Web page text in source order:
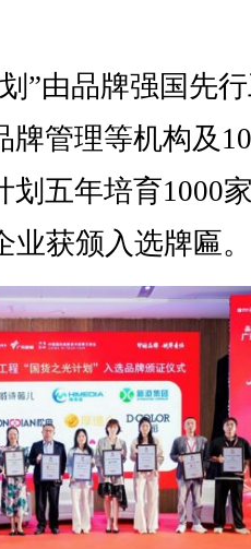
由品牌强国先行
牌管理等机构及
划五年培育1000
业获颁入选牌匾。